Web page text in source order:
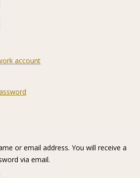
account
or email address. You will receive a
via email.